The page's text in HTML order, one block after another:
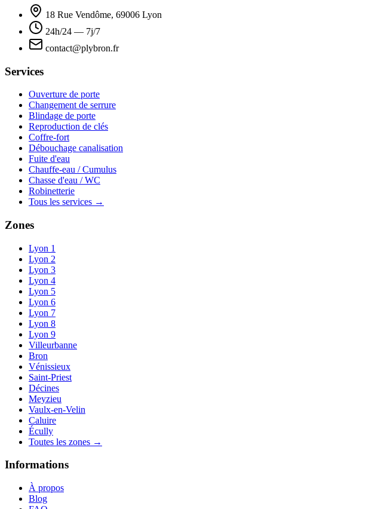
18 Rue Vendôme, 69006 Lyon
24h/24 — 7j/7
contact@plybron.fr
Services
Ouverture de porte
Changement de serrure
Blindage de porte
Reproduction de clés
Coffre-fort
Débouchage canalisation
Fuite d'eau
Chauffe-eau / Cumulus
Chasse d'eau / WC
Robinetterie
Tous les services →
Zones
Lyon 1
Lyon 2
Lyon 3
Lyon 4
Lyon 5
Lyon 6
Lyon 7
Lyon 8
Lyon 9
Villeurbanne
Bron
Vénissieux
Saint-Priest
Décines
Meyzieu
Vaulx-en-Velin
Caluire
Écully
Toutes les zones →
Informations
À propos
Blog